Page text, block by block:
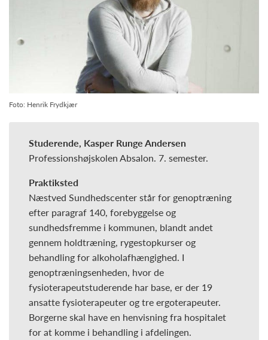
Foto: Henrik Frydkjær
Studerende, Kasper Runge Andersen
Professionshøjskolen Absalon. 7. semester.
Praktiksted
Næstved Sundhedscenter står for genoptræning
efter paragraf 140, forebyggelse og
sundhedsfremme i kommunen, blandt andet
gennem holdtræning, rygestopkurser og
behandling for alkoholafhængighed. I
genoptræningsenheden, hvor de
fysioterapeutstuderende har base, er der 19
ansatte fysioterapeuter og tre ergoterapeuter.
Borgerne skal have en henvisning fra hospitalet
for at komme i behandling i afdelingen.